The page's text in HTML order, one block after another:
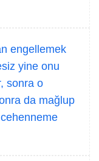
engellemek
yine onu
sonra o
da mağlup